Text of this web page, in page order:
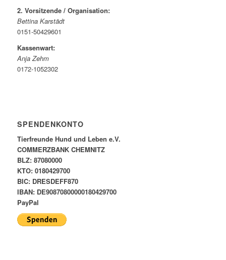
2. Vorsitzende / Organisation:
Bettina Karstädt
0151-50429601
Kassenwart:
Anja Zehm
0172-1052302
SPENDENKONTO
Tierfreunde Hund und Leben e.V.
COMMERZBANK CHEMNITZ
BLZ: 87080000
KTO: 0180429700
BIC: DRESDEFF870
IBAN: DE90870800000180429700
PayPal